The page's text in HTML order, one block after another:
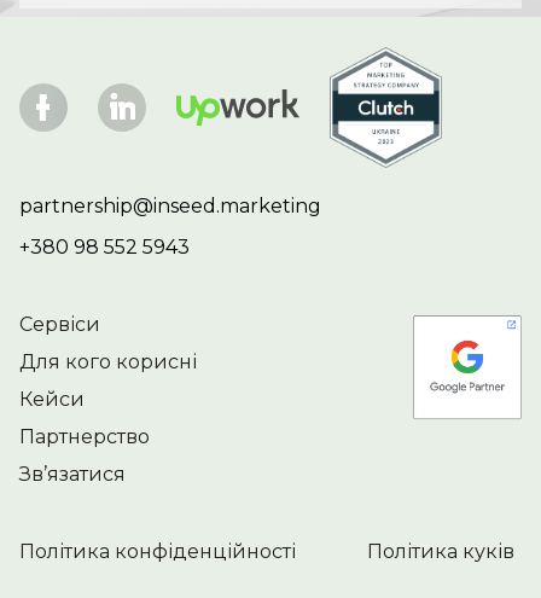
partnership@inseed.marketing
+380 98 552 5943
Сервіси
Для кого корисні
Кейси
Партнерство
Зв’язатися
Політика конфіденційності Політика куків